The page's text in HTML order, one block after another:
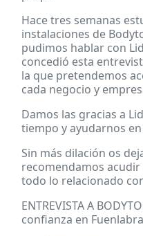
Hace tres semanas
instalaciones de
pudimos hablar con
concedió esta
la que pretendemos
cada negocio y
Damos las gracias a
tiempo y ayudarnos
Sin más dilación os
recomendamos
todo lo relacionado
ENTREVISTA A
confianza en